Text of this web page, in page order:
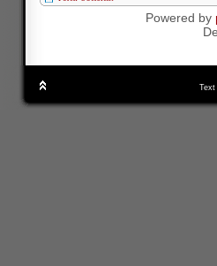
Powered by
Text